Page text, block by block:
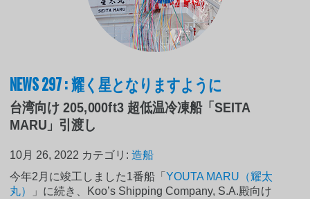
NEWS 297 : 耀く星となりますように
台湾向け 205,000ft3 超低温冷凍船「SEITA
MARU」引渡し
10月 26, 2022 カテゴリ:造船
今年2月に竣工しました1番船「YOUTA MARU（耀太
丸）
」に続き、Koo’s Shipping Company, S.A.殿向け